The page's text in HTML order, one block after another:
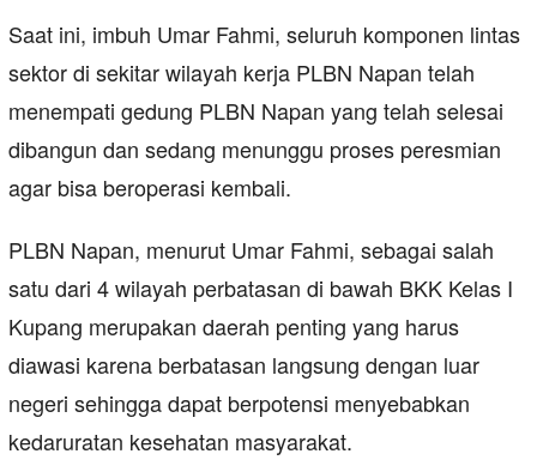
Saat ini, imbuh Umar Fahmi, seluruh komponen lintas
sektor di sekitar wilayah kerja PLBN Napan telah
menempati gedung PLBN Napan yang telah selesai
dibangun dan sedang menunggu proses peresmian
agar bisa beroperasi kembali.
PLBN Napan, menurut Umar Fahmi, sebagai salah
satu dari 4 wilayah perbatasan di bawah BKK Kelas I
Kupang merupakan daerah penting yang harus
diawasi karena berbatasan langsung dengan luar
negeri sehingga dapat berpotensi menyebabkan
kedaruratan kesehatan masyarakat.